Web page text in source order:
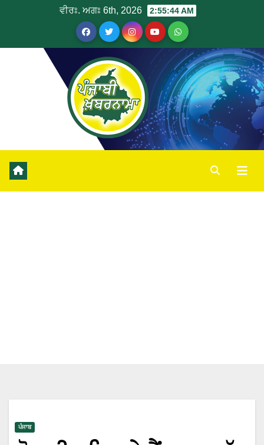
ਵੀਰਃ. ਅਗਃ 6th, 2026 2:55:45 AM
ਪੰਜਾਬ